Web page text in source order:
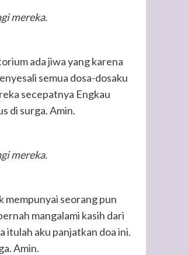
mereka.
ada jiwa yang karena
semua dosa-dosaku
secepatnya Engkau
di surga. Amin.
mereka.
mempunyai seorang pun
mangalami kasih dari
itulah aku panjatkan doa ini.
Amin.